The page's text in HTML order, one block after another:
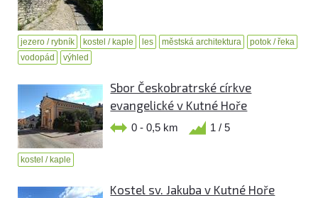
jezero / rybník kostel / kaple les městská architektura
potok / řeka
vodopád
výhled
Sbor Českobratrské církve
evangelické v Kutné Hoře
0 - 0,5 km 1 / 5
kostel / kaple
Kostel sv. Jakuba v Kutné Hoře